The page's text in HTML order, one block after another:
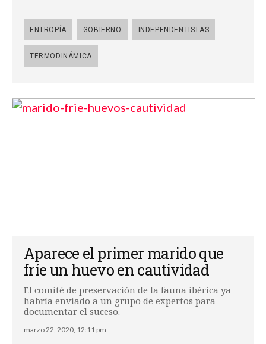
ENTROPÍA GOBIERNO INDEPENDENTISTAS
TERMODINÁMICA
Aparece el primer marido que
fríe un huevo en cautividad
El comité de preservación de la fauna ibérica ya
habría enviado a un grupo de expertos para
documentar el suceso.
marzo 22, 2020, 12:11 pm